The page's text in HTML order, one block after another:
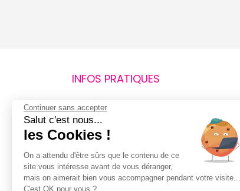
INFOS PRATIQUES
Retours et remboursements
Suivi de commande
Livraisons
Guide des tailles
Continuer sans accepter
Salut c'est nous...
les Cookies !
On a attendu d'être sûrs que le contenu de ce
site vous intéresse avant de vous déranger,
mais on aimerait bien vous accompagner pendant votre visite...
C'est OK pour vous ?